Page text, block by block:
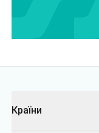
Країни